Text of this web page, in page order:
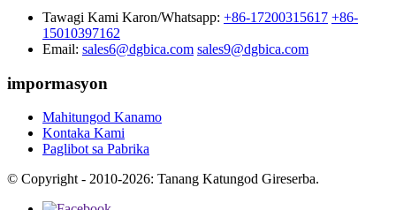
Tawagi Kami Karon/Whatsapp: +86-17200315617 +86-
15010397162
Email: sales6@dgbica.com sales9@dgbica.com
impormasyon
Mahitungod Kanamo
Kontaka Kami
Paglibot sa Pabrika
© Copyright - 2010-2026: Tanang Katungod Gireserba.